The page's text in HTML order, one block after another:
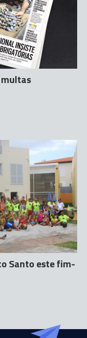
Santo este fim-